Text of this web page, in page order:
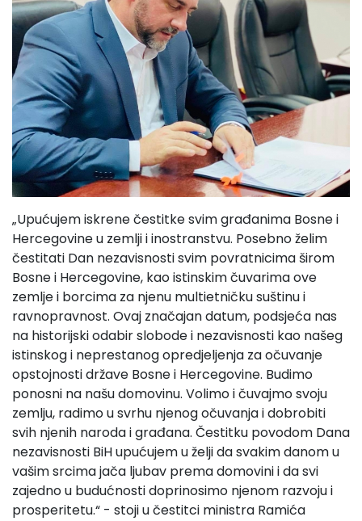
„Upućujem iskrene čestitke svim građanima Bosne i
Hercegovine u zemlji i inostranstvu. Posebno želim
čestitati Dan nezavisnosti svim povratnicima širom
Bosne i Hercegovine, kao istinskim čuvarima ove
zemlje i borcima za njenu multietničku suštinu i
ravnopravnost. Ovaj značajan datum, podsjeća nas
na historijski odabir slobode i nezavisnosti kao našeg
istinskog i neprestanog opredjeljenja za očuvanje
opstojnosti države Bosne i Hercegovine. Budimo
ponosni na našu domovinu. Volimo i čuvajmo svoju
zemlju, radimo u svrhu njenog očuvanja i dobrobiti
svih njenih naroda i građana. Čestitku povodom Dana
nezavisnosti BiH upućujem u želji da svakim danom u
vašim srcima jača ljubav prema domovini i da svi
zajedno u budućnosti doprinosimo njenom razvoju i
prosperitetu.“ - stoji u čestitci ministra Ramića